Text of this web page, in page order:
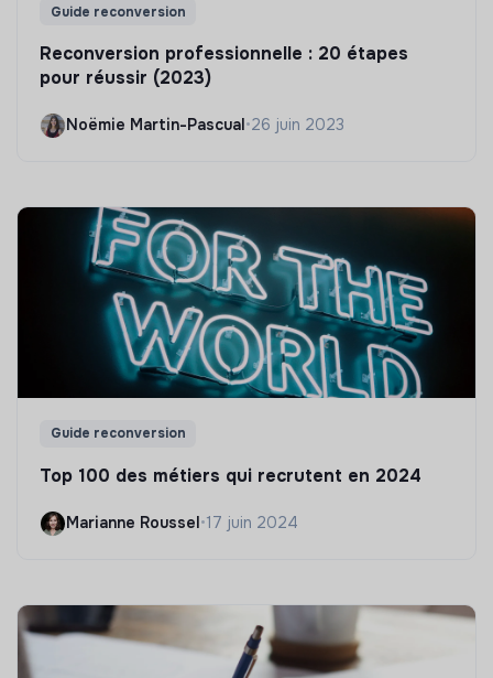
Guide reconversion
Reconversion professionnelle : 20 étapes
pour réussir (2023)
Noëmie Martin-Pascual •26 juin 2023
Guide reconversion
Top 100 des métiers qui recrutent en 2024
Marianne Roussel•17 juin 2024